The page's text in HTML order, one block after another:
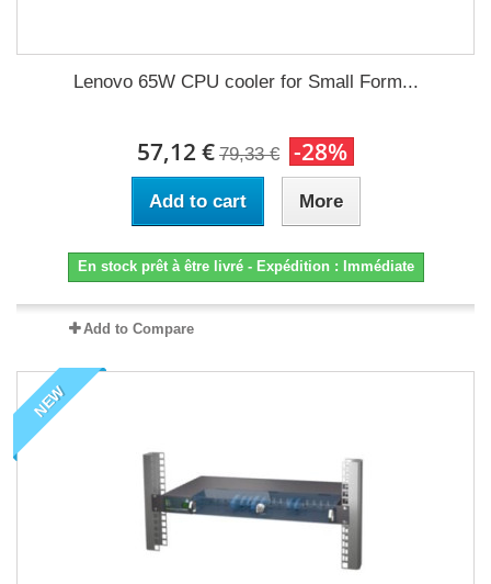
Lenovo 65W CPU cooler for Small Form...
57,12 € 79,33 € -28%
Add to cart More
En stock prêt à être livré - Expédition : Immédiate
Add to Compare
NEW